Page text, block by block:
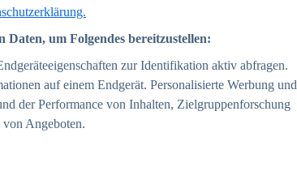
um Folgendes bereitzustellen:
zur Identifikation aktiv abfragen.
auf einem Endgerät. Personalisierte Werbung und
der Performance von Inhalten, Zielgruppenforschung
Angeboten.